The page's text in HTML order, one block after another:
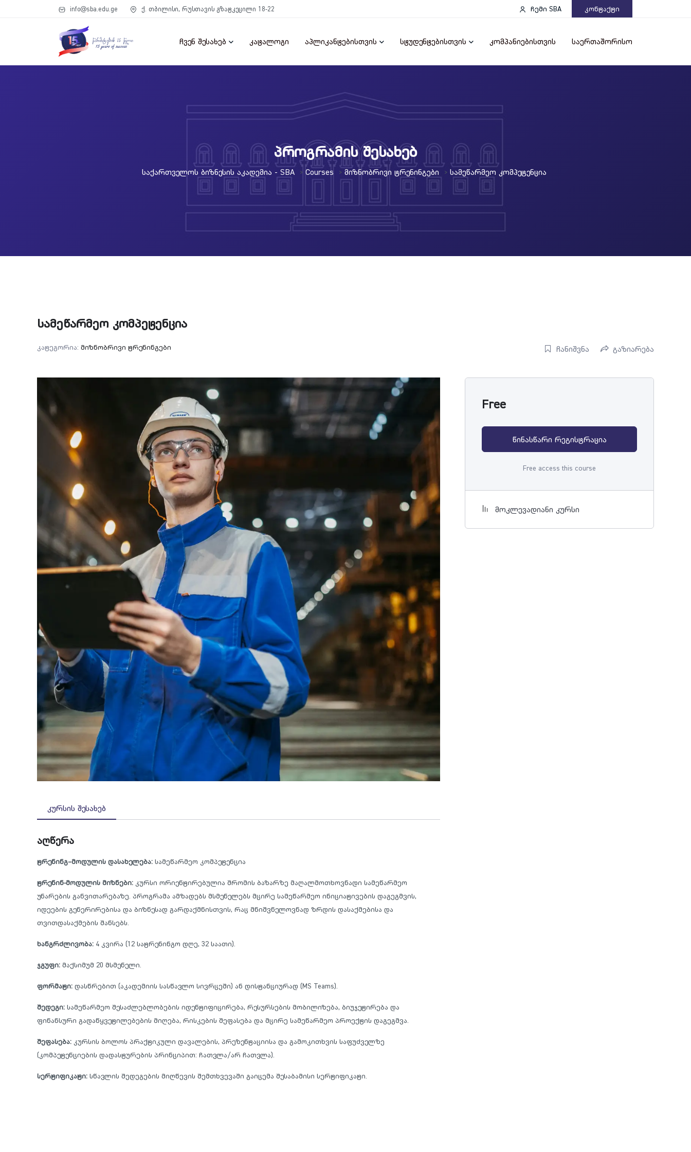
info@sba.edu.ge ქ. თბილისი, რუსთავის გზატკეცილი 18-22 ჩემი SBA Კონტაქტი
ჩვენ შესახებ კატალოგი აპლიკანტებისთვის სტუდენტებისთვის კომპანიებისთვის საერთაშორისო
პროგრამის შესახებ
Საქართველოს Ბიზნესის Აკადემია - SBA > Courses > Მიზნობრივი Ტრენინგები > Სამეწარმეო Კომპეტენცია
სამეწარმეო კომპეტენცია
კატეგორია: მიზნობრივი ტრენინგები ჩანიშვნა გაზიარება
კურსის შესახებ
აღწერა
ტრენინგ–მოდულის დასახელება:სამეწარმეო კომპეტენცია
ტრენინ-მოდულის მიზნები: კურსი ორიენტირებულია შრომის ბაზარზე მაღალმოთხოვნადი სამეწარმეო
უნარების განვითარებაზე. პროგრამა ამზადებს მსმენელებს მცირე სამეწარმეო ინიციატივების დაგეგმვის,
იდეების გენერირებისა და ბიზნესად გარდაქმნისთვის, რაც მნიშვნელოვნად ზრდის დასაქმებისა და
თვითდასაქმების შანსებს.
ხანგრძლივობა:4 კვირა (12 სატრენინგო დღე, 32 საათი).
ჯგუფი:მაქსიმუმ 20 მსმენელი.
ფორმატი:დასწრებით (აკადემიის სასწავლო სივრცეში) ან დისტანციურად (MS Teams).
შედეგი:სამეწარმეო შესაძლებლობების იდენტიფიცირება, რესურსების მობილიზება, ბიუჯეტირება და
ფინანსური გადაწყვეტილებების მიღება, რისკების შეფასება და მცირე სამეწარმეო პროექტის დაგეგმვა.
შეფასება:კურსის ბოლოს პრაქტიკული დავალების, პრეზენტაციისა და გამოკითხვის საფუძველზე
(კომპეტენციების დადასტურების პრინციპით: ჩათვლა/არ ჩათვლა).
სერტიფიკატი:სწავლის შედეგების მიღწევის შემთხვევაში გაიცემა შესაბამისი სერტიფიკატი.
Free
წინასწარი რეგისტრაცია
Free access this course
მოკლევადიანი კურსი